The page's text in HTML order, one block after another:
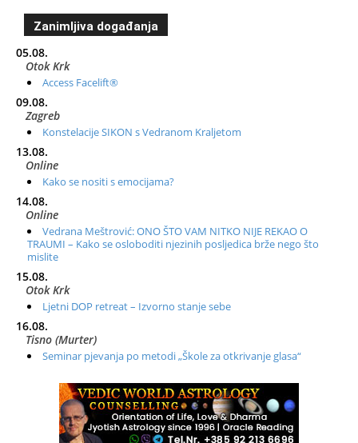
Zanimljiva događanja
05.08.
Otok Krk
Access Facelift®
09.08.
Zagreb
Konstelacije SIKON s Vedranom Kraljetom
13.08.
Online
Kako se nositi s emocijama?
14.08.
Online
Vedrana Meštrović: ONO ŠTO VAM NITKO NIJE REKAO O
TRAUMI – Kako se osloboditi njezinih posljedica brže nego što
mislite
15.08.
Otok Krk
Ljetni DOP retreat – Izvorno stanje sebe
16.08.
Tisno (Murter)
Seminar pjevanja po metodi „Škole za otkrivanje glasa“
Radionica: Pomagači iz drugih dimenzija Online – otvoreno za